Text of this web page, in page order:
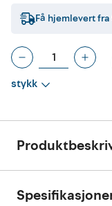
Få hjemlevert fra
stykk